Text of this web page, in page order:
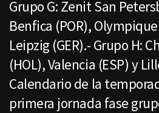
Grupo G: Zenit San
Benfica (POR), Olympique
Leipzig (GER).- Grupo H:
(HOL), Valencia (ESP) y
Calendario de la
primera jornada fase